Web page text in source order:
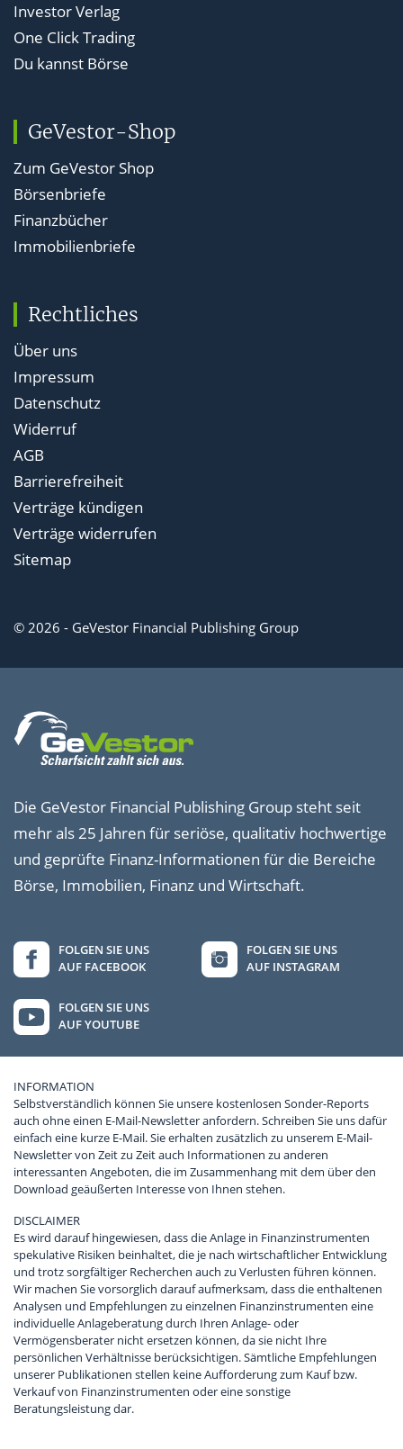
Investor Verlag
One Click Trading
Du kannst Börse
GeVestor-Shop
Zum GeVestor Shop
Börsenbriefe
Finanzbücher
Immobilienbriefe
Rechtliches
Über uns
Impressum
Datenschutz
Widerruf
AGB
Barrierefreiheit
Verträge kündigen
Verträge widerrufen
Sitemap
© 2026 - GeVestor Financial Publishing Group
Die GeVestor Financial Publishing Group steht seit
mehr als 25 Jahren für seriöse, qualitativ hochwertige
und geprüfte Finanz-Informationen für die Bereiche
Börse, Immobilien, Finanz und Wirtschaft.
FOLGEN SIE UNS
AUF FACEBOOK
FOLGEN SIE UNS
AUF INSTAGRAM
FOLGEN SIE UNS
AUF YOUTUBE
INFORMATION
Selbstverständlich können Sie unsere kostenlosen Sonder-Reports
auch ohne einen E-Mail-Newsletter anfordern. Schreiben Sie uns dafür
einfach eine kurze E-Mail. Sie erhalten zusätzlich zu unserem E-Mail-
Newsletter von Zeit zu Zeit auch Informationen zu anderen
interessanten Angeboten, die im Zusammenhang mit dem über den
Download geäußerten Interesse von Ihnen stehen.
DISCLAIMER
Es wird darauf hingewiesen, dass die Anlage in Finanzinstrumenten
spekulative Risiken beinhaltet, die je nach wirtschaftlicher Entwicklung
und trotz sorgfältiger Recherchen auch zu Verlusten führen können.
Wir machen Sie vorsorglich darauf aufmerksam, dass die enthaltenen
Analysen und Empfehlungen zu einzelnen Finanzinstrumenten eine
individuelle Anlageberatung durch Ihren Anlage- oder
Vermögensberater nicht ersetzen können, da sie nicht Ihre
persönlichen Verhältnisse berücksichtigen. Sämtliche Empfehlungen
unserer Publikationen stellen keine Aufforderung zum Kauf bzw.
Verkauf von Finanzinstrumenten oder eine sonstige
Beratungsleistung dar.